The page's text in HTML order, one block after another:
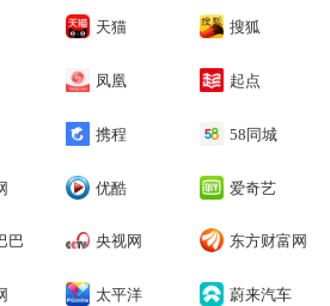
天猫 搜狐
凤凰 起点
携程 58同城
优酷 爱奇艺
巴 央视网 东方财富网
太平洋 蔚来汽车